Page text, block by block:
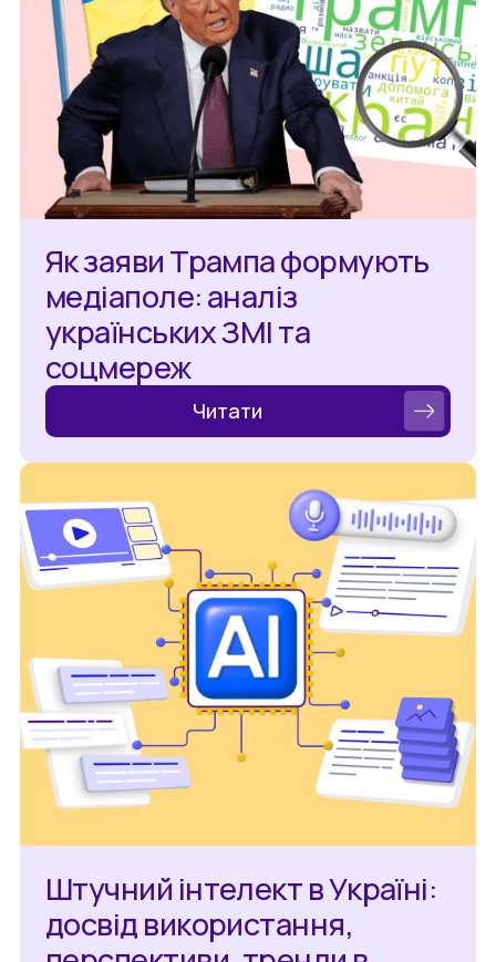
Як заяви Трампа формують
медіаполе: аналіз
українських ЗМІ та
соцмереж
Читати
Штучний інтелект в Україні:
досвід використання,